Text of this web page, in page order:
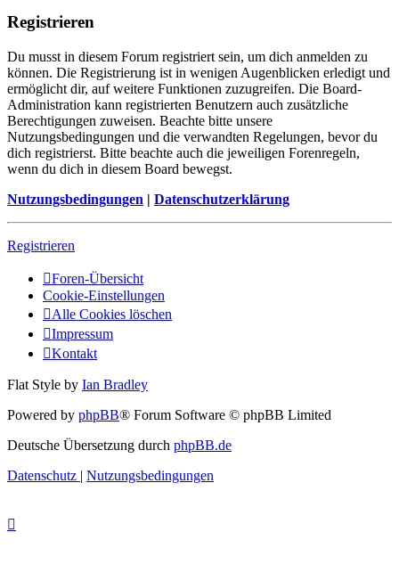
Registrieren
Du musst in diesem Forum registriert sein, um dich anmelden zu
können. Die Registrierung ist in wenigen Augenblicken erledigt und
ermöglicht dir, auf weitere Funktionen zuzugreifen. Die Board-
Administration kann registrierten Benutzern auch zusätzliche
Berechtigungen zuweisen. Beachte bitte unsere
Nutzungsbedingungen und die verwandten Regelungen, bevor du
dich registrierst. Bitte beachte auch die jeweiligen Forenregeln,
wenn du dich in diesem Board bewegst.
Nutzungsbedingungen | Datenschutzerklärung
Registrieren
Foren-Übersicht
Cookie-Einstellungen
Alle Cookies löschen
Impressum
Kontakt
Flat Style by Ian Bradley
Powered by phpBB® Forum Software © phpBB Limited
Deutsche Übersetzung durch phpBB.de
Datenschutz | Nutzungsbedingungen